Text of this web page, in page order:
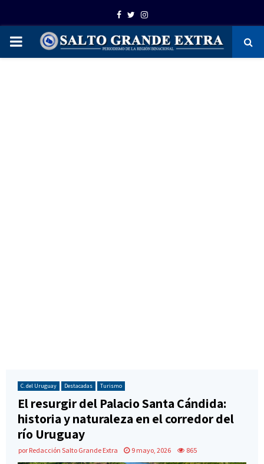
Facebook
TwitterInstagram
PRIMARY
C. del Uruguay Destacadas Turismo
El resurgir del Palacio Santa Cándida:
historia y naturaleza en el corredor del
río Uruguay
por Redacción Salto Grande Extra 9 mayo, 2026 865